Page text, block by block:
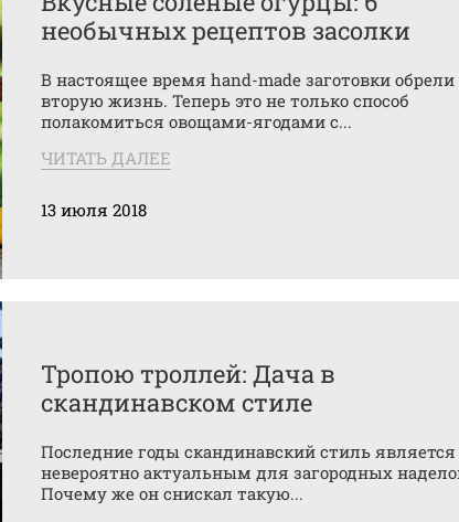
необычных рецептов засолки
В настоящее время hand-made заготовки обрели
вторую жизнь. Теперь это не только способ
полакомиться овощами-ягодами с...
ЧИТАТЬ ДАЛЕЕ
13 июля 2018
Тропою троллей: Дача в
скандинавском стиле
Последние годы скандинавский стиль является
невероятно актуальным для загородных
Почему же он снискал такую...